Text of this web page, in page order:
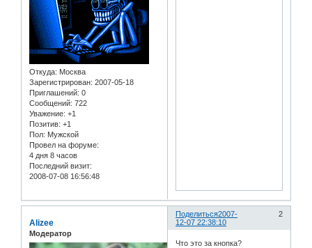
Откуда: Москва
Зарегистрирован: 2007-05-18
Приглашений: 0
Сообщений: 722
Уважение: +1
Позитив: +1
Пол: Мужской
Провел на форуме:
4 дня 8 часов
Последний визит:
2008-07-08 16:56:48
Поделиться 2
2007-
12-07 22:38:10
Alizee
Модератор
Что это за кнопка?